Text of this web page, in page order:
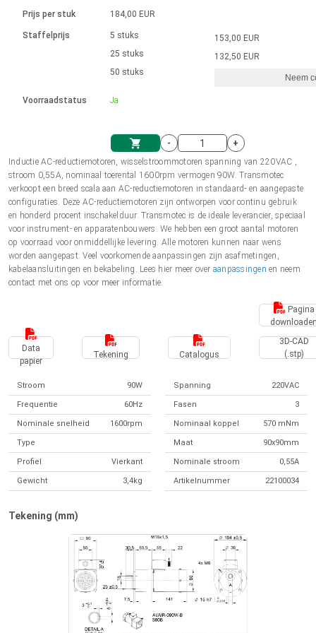
Eenheidssysteem
Winkelwagen
Solenoïden
driver
Ø 28-42| 1-1400 rpm | <= 290Ncm
Borstelloze DC-motordrivers
Borstel DC-motordrivers DPWM-
Stappenmotor drivers
Synchroon-asynchroon | voor 1-4 aandrijvingen
Besturingskasten
Synchroon-asynchroon | voor 1-4 aandrijvingen
Français (EUR)
Polski (EUR)
Norsk (NOK)
Suomi (EUR)
Svenska (SEK)
Prijs per stuk
Staffelprijs
Voorraadstatus
184,00 EUR
5 stuks
25 stuks
50 stuks
Ja
153,00 EUR
132,50 EUR
Neem
-
+
Inductie AC-reductiemotoren, wisselstroommotoren spanning van 220VAC ,
stroom 0,55A, nominaal toerental 1600rpm vermogen 90W. Transmotec
verkoopt een breed scala aan AC-reductiemotoren in standaard- en aangepaste
configuraties. Deze AC-reductiemotoren zijn ontworpen voor continu gebruik
en honderd procent inschakelduur. Transmotec is de ideale leverancier, speciaal
voor instrument- en apparatenbouwers. We hebben een groot aantal motoren
op voorraad voor onmiddellijke levering. Alle motoren kunnen naar wens
worden aangepast. Veel voorkomende aanpassingen zijn asafmetingen,
kabelaansluitingen en bekabeling. Lees hier meer over aanpassingenen neem
contact met ons op voor meer informatie.
Pagina
Data
papier
Tekening Catalogus
3D-CAD
(.stp)
Stroom 90W Spanning 220VAC
Frequentie 60Hz Fasen 3
Nominale snelheid 1600rpm Nominaal koppel 570 mNm
Type Maat 90x90mm
Profiel Vierkant Nominale stroom 0,55A
Gewicht 3,4kg Artikelnummer 22100034
Tekening (mm)